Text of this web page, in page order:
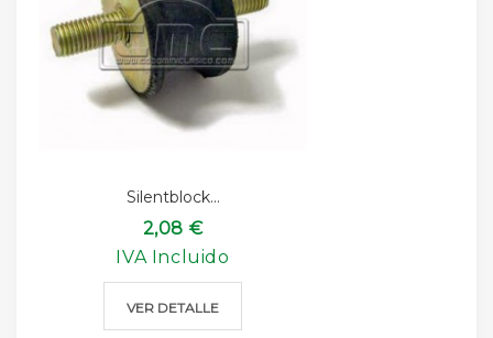
Silentblock...
2,08 €
IVA Incluido
VER DETALLE